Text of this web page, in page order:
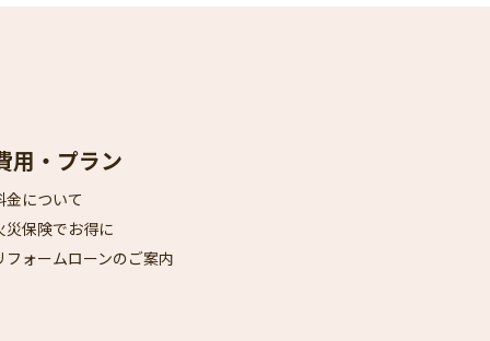
用・プラン
金について
災保険でお得に
フォームローンのご案内